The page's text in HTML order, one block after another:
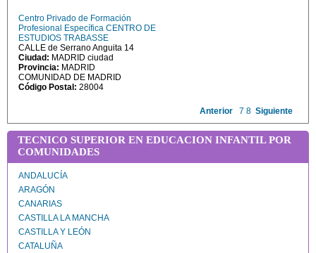
Centro Privado de Formación
Profesional Específica CENTRO DE
ESTUDIOS TRABASSE
CALLE de Serrano Anguita 14
Ciudad: MADRID ciudad
Provincia: MADRID
COMUNIDAD DE MADRID
Código Postal: 28004
Anterior 7 8 Siguiente
TECNICO SUPERIOR EN EDUCACION INFANTIL POR
COMUNIDADES
ANDALUCÍA
ARAGÓN
CANARIAS
CASTILLA LA MANCHA
CASTILLA Y LEÓN
CATALUÑA